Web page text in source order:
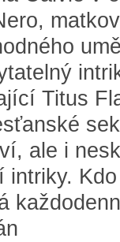
Titus
ale i
intriky.